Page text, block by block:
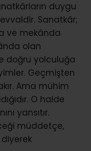
duygu
Sanatkâr;
ve mekânda
olan
doğru yolculuğa
Geçmişten
Ama mühim
O halde
yansıtır.
müddetçe,